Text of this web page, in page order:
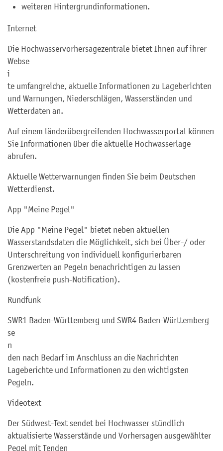
weiteren Hintergrundinformationen.
Internet
Die Hochwasservorhersagezentrale bietet Ihnen auf ihrer
Webse
i
te umfangreiche, aktuelle Informationen zu Lageberichten
und Warnungen, Niederschlägen, Wasserständen und
Wetterdaten an.
Auf einem länderübergreifenden Hochwasserportal können
Sie Informationen über die aktuelle Hochwasserlage
abrufen.
Aktuelle Wetterwarnungen finden Sie beim Deutschen
Wetterdienst.
App "Meine Pegel"
Die App "Meine Pegel" bietet neben aktuellen
Wasserstandsdaten die Möglichkeit, sich bei Über-/ oder
Unterschreitung von individuell konfigurierbaren
Grenzwerten an Pegeln benachrichtigen zu lassen
(kostenfreie push-Notification).
Rundfunk
SWR1 Baden-Württemberg und SWR4 Baden-Württemberg
se
n
den nach Bedarf im Anschluss an die Nachrichten
Lageberichte und Informationen zu den wichtigsten
Pegeln.
Videotext
Der Südwest-Text sendet bei Hochwasser stündlich
aktualisierte Wasserstände und Vorhersagen ausgewählter
Pegel mit Tenden